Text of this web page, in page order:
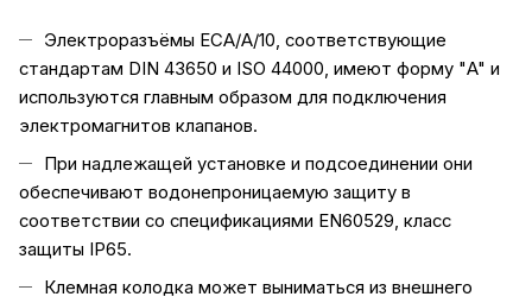
Электроразъёмы ECA/A/10, соответствующие
стандартам DIN 43650 и ISO 44000, имеют форму "A" и
используются главным образом для подключения
электромагнитов клапанов.
При надлежащей установке и подсоединении они
обеспечивают водонепроницаемую защиту в
соответствии со спецификациями EN60529, класс
защиты IP65.
Клемная колодка может выниматься из внешнего